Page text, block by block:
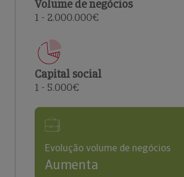
Volume de negócios
1 - 2.000.000€
Capital social
1 - 5.000€
Evolução volume de negócios
Aumenta